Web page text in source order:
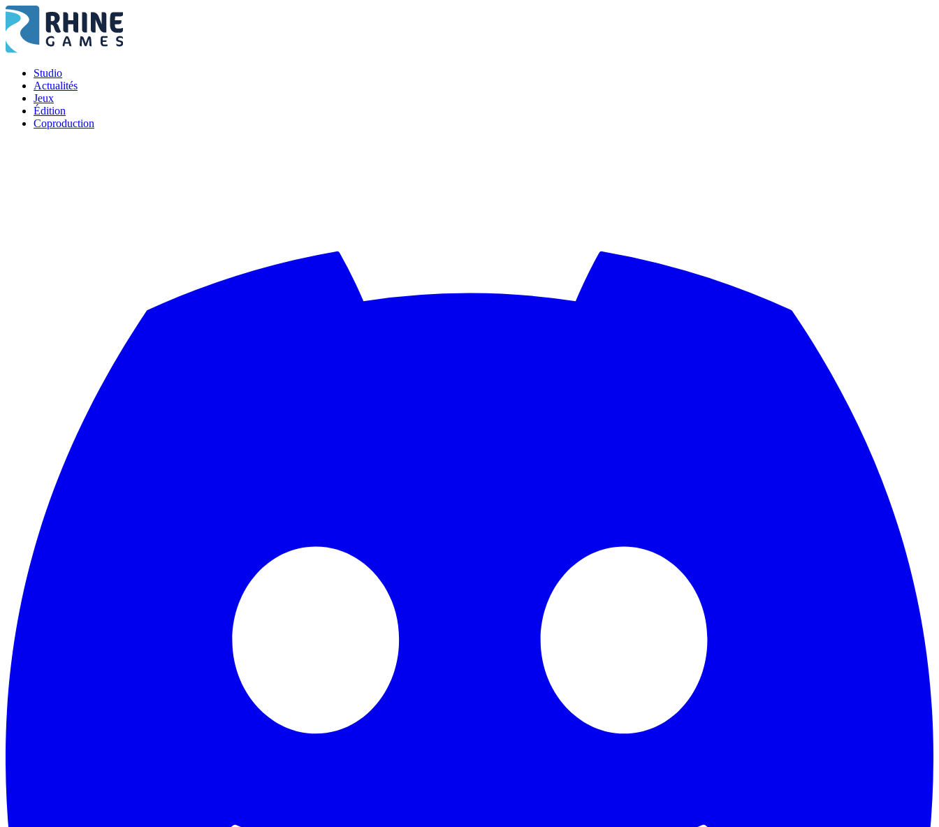
Studio
Actualités
Jeux
Édition
Coproduction